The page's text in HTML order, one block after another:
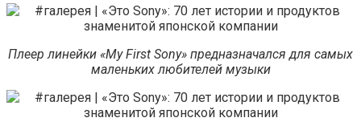
Плеер линейки «My First Sony» предназначался для самых
маленьких любителей музыки